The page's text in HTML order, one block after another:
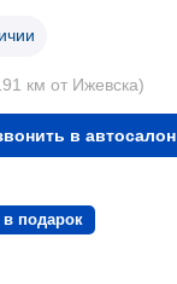
км от Ижевска)
в автосалон
подарок